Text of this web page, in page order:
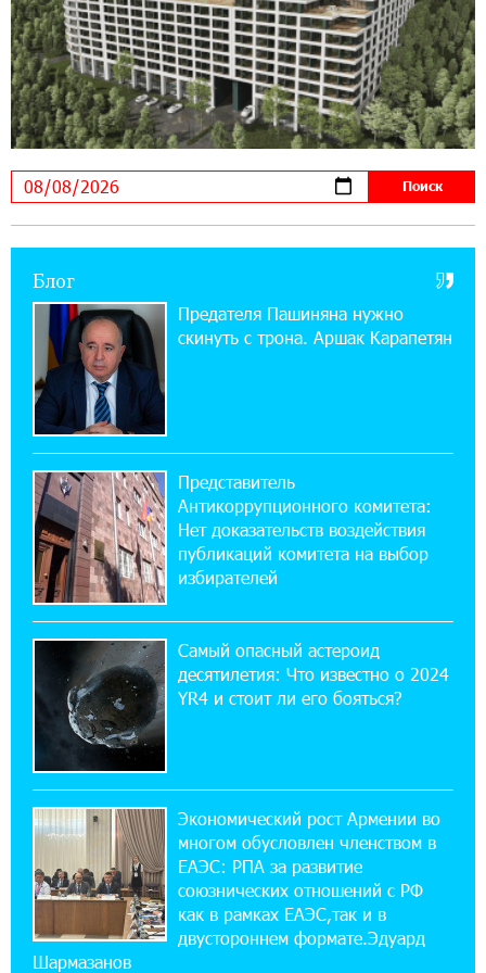
ЕАЭС со временем будет расширяться. Когда-
нибудь это поймёт и рядовой армянин, но
будет уже поздно
11:03:52 31-07-2026
Если Израиль использует тему Геноцида
армян против Эрдогана, то что для него
значит сам Геноцид?
10% годовых и оформление в мобильном
приложении
17:03:49 30-07-2026
Платформа Rate.Trading на Seaside Startup
Summit: IDBank представил инновационное
решение
14:44:13 29-07-2026
Состоялось открытие Khachaturian Rooftop
при поддержке IDBank
Пашинян ты упустил свой шанс уйти
спокойно. Аршак Карапетян
12:04:53 28-07-2026
Обновленный Центр продаж и обслуживания
в Арарате
22:28:49 27-07-2026
Никогда Нагорный Карабах не был в составе
независимого Азербайджана. Аршак
Блог
Предателя Пашиняна нужно
скинуть с трона. Аршак Карапетян
Представитель
Антикоррупционного комитета:
Нет доказательств воздействия
публикаций комитета на выбор
избирателей
Самый опасный астероид
десятилетия: Что известно о 2024
YR4 и стоит ли его бояться?
Экономический рост Армении во
многом обусловлен членством в
ЕАЭС: РПА за развитие
союзнических отношений с РФ
как в рамках ЕАЭС,так и в
двустороннем формате.Эдуард
Шармазанов